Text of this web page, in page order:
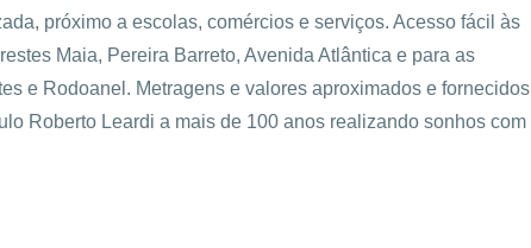
próximo a escolas, comércios e serviços. Acesso fácil às
Maia, Pereira Barreto, Avenida Atlântica e para as
e Rodoanel. Metragens e valores aproximados e fornecidos
Roberto Leardi a mais de 100 anos realizando sonhos com